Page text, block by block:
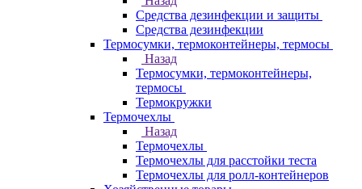
Средства дезинфекции и защиты
Средства дезинфекции
Термосумки, термоконтейнеры, термосы
Назад
Термосумки, термоконтейнеры,
термосы
Термокружки
Термочехлы
Назад
Термочехлы
Термочехлы для расстойки теста
Термочехлы для ролл-контейнеров